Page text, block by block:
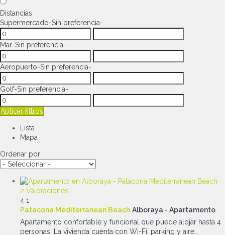
Distancias
Supermercado-Sin preferencia-
Mar-Sin preferencia-
Aeropuerto-Sin preferencia-
Golf-Sin preferencia-
Aplicar filtros
Lista
Mapa
Ordenar por:
2 Valoraciones
4 1
Patacona Mediterranean Beach Alboraya - Apartamento
Apartamento confortable y funcional que puede alojar hasta 4
personas. La vivienda cuenta con Wi-Fi, parking y aire...